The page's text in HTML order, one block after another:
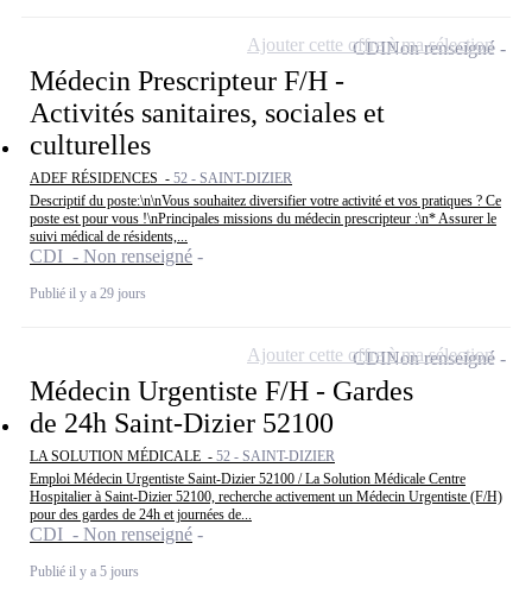
Médecin Prescripteur F/H -
Activités sanitaires, sociales et
culturelles
ADEF RÉSIDENCES - 52 - SAINT-DIZIER
Descriptif du poste:\n\nVous souhaitez diversifier votre activité et vos pratiques ? Ce
poste est pour vous !\nPrincipales missions du médecin prescripteur :\n* Assurer le
suivi médical de résidents,...
CDI - Non renseigné
Publié il y a 29 jours
CDINon renseigné
Ajouter cette offre à ma sélection
Médecin Urgentiste F/H - Gardes
de 24h Saint-Dizier 52100
LA SOLUTION MÉDICALE - 52 - SAINT-DIZIER
Emploi Médecin Urgentiste Saint-Dizier 52100 / La Solution Médicale Centre
Hospitalier à Saint-Dizier 52100, recherche activement un Médecin Urgentiste (F/H)
pour des gardes de 24h et journées de...
CDI - Non renseigné
Publié il y a 5 jours
CDINon renseigné
Ajouter cette offre à ma sélection